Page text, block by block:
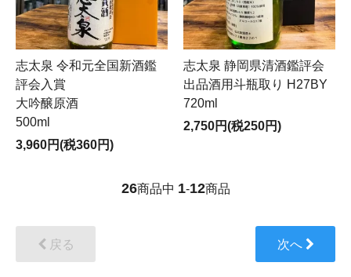
志太泉 令和元全国新酒鑑
評会入賞
大吟醸原酒
500ml
3,960円(税360円)
志太泉 静岡県清酒鑑評会
出品酒用斗瓶取り H27BY
720ml
2,750円(税250円)
26商品中 1-12商品
戻る 次へ